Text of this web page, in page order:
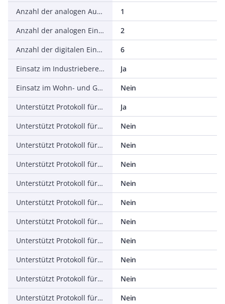
Anzahl der analogen Ausgänge
1
Anzahl der analogen Eingänge
2
Anzahl der digitalen Eingänge
6
Einsatz im Industriebereich zulässig
Ja
Einsatz im Wohn- und Gewerbebereich zulässig
Nein
Unterstützt Protokoll für TCP/IP
Ja
Unterstützt Protokoll für PROFIBUS
Nein
Unterstützt Protokoll für CAN
Nein
Unterstützt Protokoll für INTERBUS
Nein
Unterstützt Protokoll für ASI
Nein
Unterstützt Protokoll für KNX
Nein
Unterstützt Protokoll für Modbus
Nein
Unterstützt Protokoll für Data-Highway
Nein
Unterstützt Protokoll für DeviceNet
Nein
Unterstützt Protokoll für SUCONET
Nein
Unterstützt Protokoll für LON
Nein